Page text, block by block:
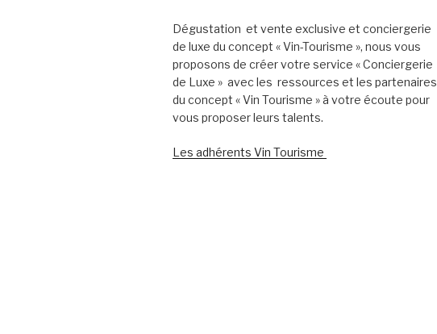
Dégustation et vente exclusive et conciergerie
de luxe du concept « Vin-Tourisme », nous vous
proposons de créer votre service « Conciergerie
de Luxe » avec les ressources et les partenaires
du concept « Vin Tourisme » à votre écoute pour
vous proposer leurs talents.
Les adhérents Vin Tourisme